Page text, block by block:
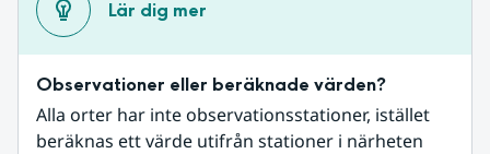
Lär dig mer
Observationer eller beräknade värden?
Alla orter har inte observationsstationer, istället
beräknas ett värde utifrån stationer i närheten